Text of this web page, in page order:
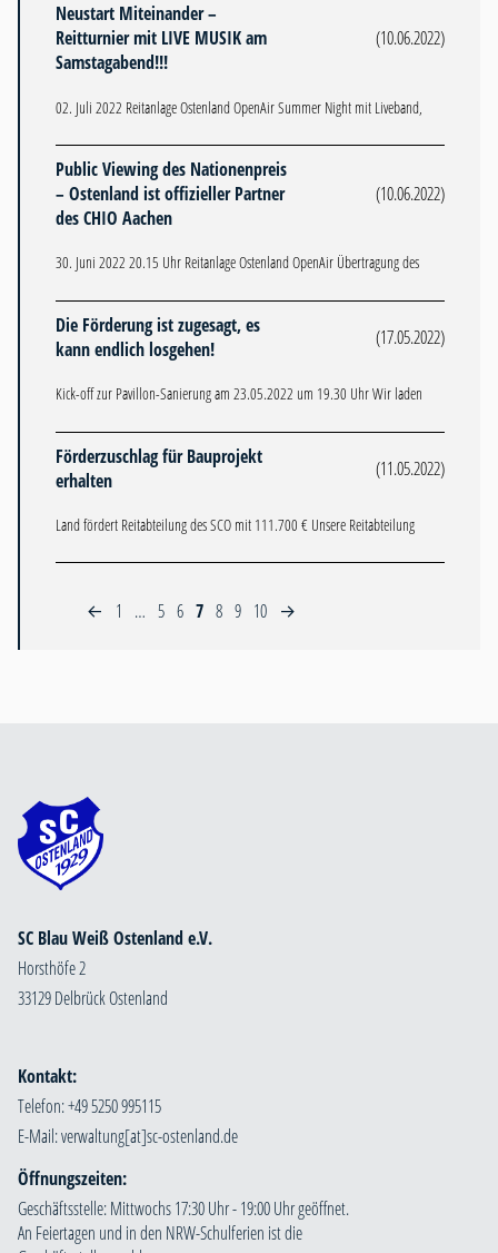
Neustart Miteinander –
Reitturnier mit LIVE MUSIK am
Samstagabend!!!
(10.06.2022)
02. Juli 2022 Reitanlage Ostenland OpenAir Summer Night mit Liveband,
Public Viewing des Nationenpreis
– Ostenland ist offizieller Partner
des CHIO Aachen
(10.06.2022)
30. Juni 2022 20.15 Uhr Reitanlage Ostenland OpenAir Übertragung des
Die Förderung ist zugesagt, es
kann endlich losgehen!
(17.05.2022)
Kick-off zur Pavillon-Sanierung am 23.05.2022 um 19.30 Uhr Wir laden
Förderzuschlag für Bauprojekt
erhalten
(11.05.2022)
Land fördert Reitabteilung des SCO mit 111.700 € Unsere Reitabteilung
← 1 … 5 6 7 8 9 10 →
SC Blau Weiß Ostenland e.V.
Horsthöfe 2
33129 Delbrück Ostenland
Kontakt:
Telefon: +49 5250 995115
E-Mail:
Öffnungszeiten:
Geschäftsstelle: Mittwochs 17:30 Uhr - 19:00 Uhr geöffnet.
An Feiertagen und in den NRW-Schulferien ist die